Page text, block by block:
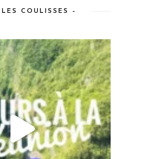
COULISSES –